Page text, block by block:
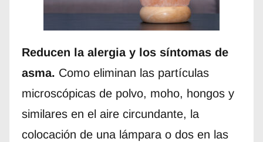
Reducen la alergia y los síntomas de
asma. Como eliminan las partículas
microscópicas de polvo, moho, hongos y
similares en el aire circundante, la
colocación de una lámpara o dos en las